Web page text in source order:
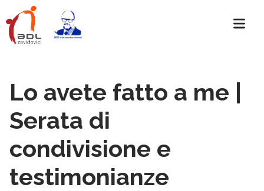
Lo avete fatto a me |
Serata di
condivisione e
testimonianze